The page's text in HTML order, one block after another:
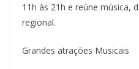
11h às 21h e reúne música,
regional.
Grandes atrações Musicais